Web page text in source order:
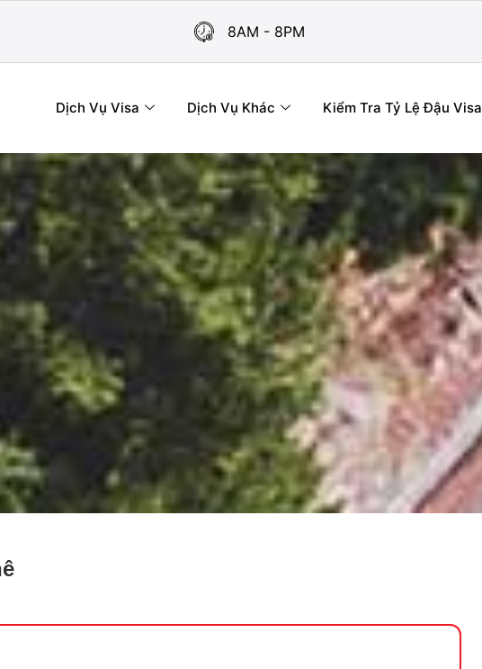
8AM - 8PM
Dịch Vụ Visa Dịch Vụ Khác Kiểm Tra Tỷ Lệ Đậu Visa